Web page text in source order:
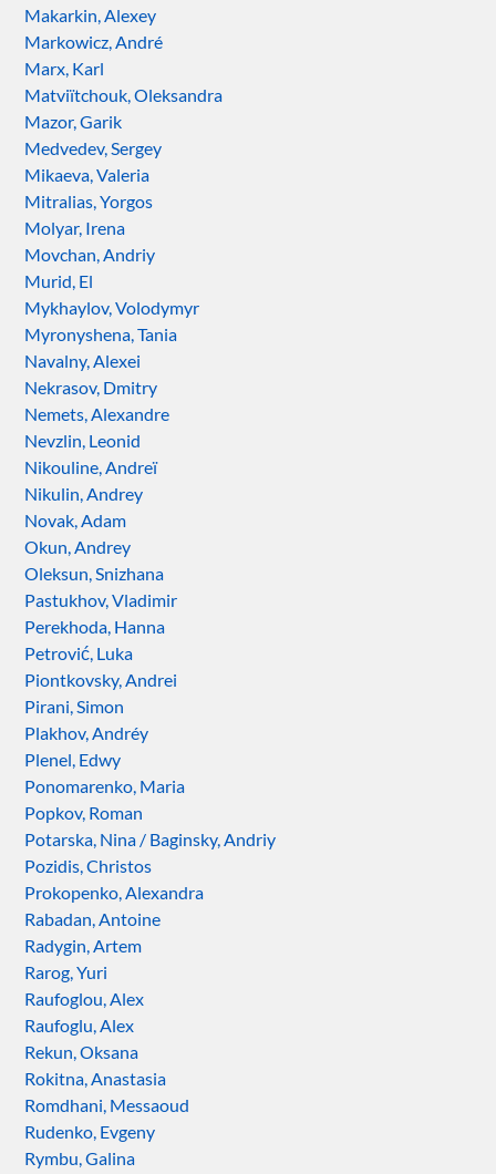
Makarkin, Alexey
Markowicz, André
Marx, Karl
Matviïtchouk, Oleksandra
Mazor, Garik
Medvedev, Sergey
Mikaeva, Valeria
Mitralias, Yorgos
Molyar, Irena
Movchan, Andriy
Murid, El
Mykhaylov, Volodymyr
Myronyshena, Tania
Navalny, Alexei
Nekrasov, Dmitry
Nemets, Alexandre
Nevzlin, Leonid
Nikouline, Andreï
Nikulin, Andrey
Novak, Adam
Okun, Andrey
Oleksun, Snizhana
Pastukhov, Vladimir
Perekhoda, Hanna
Petrović, Luka
Piontkovsky, Andrei
Pirani, Simon
Plakhov, Andréy
Plenel, Edwy
Ponomarenko, Maria
Popkov, Roman
Potarska, Nina / Baginsky, Andriy
Pozidis, Christos
Prokopenko, Alexandra
Rabadan, Antoine
Radygin, Artem
Rarog, Yuri
Raufoglou, Alex
Raufoglu, Alex
Rekun, Oksana
Rokitna, Anastasia
Romdhani, Messaoud
Rudenko, Evgeny
Rymbu, Galina